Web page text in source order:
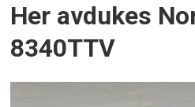
Her avdukes
8340TTV